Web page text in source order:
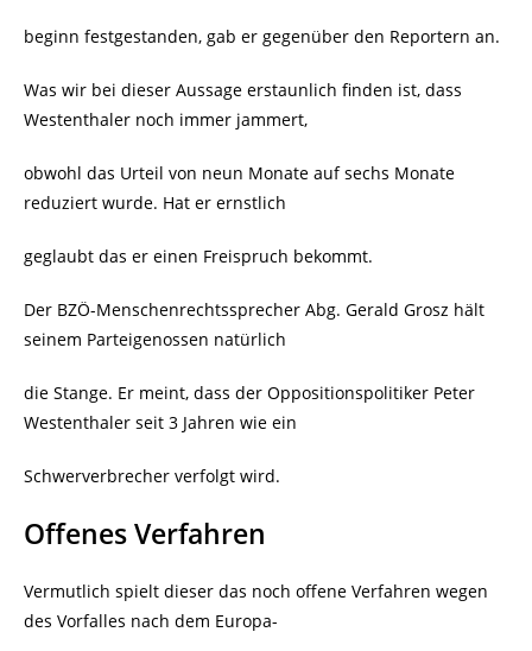
beginn festgestanden, gab er gegenüber den Reportern an.
Was wir bei dieser Aussage erstaunlich finden ist, dass
Westenthaler noch immer jammert,
obwohl das Urteil von neun Monate auf sechs Monate
reduziert wurde. Hat er ernstlich
geglaubt das er einen Freispruch bekommt.
Der BZÖ-Menschenrechtssprecher Abg. Gerald Grosz hält
seinem Parteigenossen natürlich
die Stange. Er meint, dass der Oppositionspolitiker Peter
Westenthaler seit 3 Jahren wie ein
Schwerverbrecher verfolgt wird.
Offenes Verfahren
Vermutlich spielt dieser das noch offene Verfahren wegen
des Vorfalles nach dem Europa-